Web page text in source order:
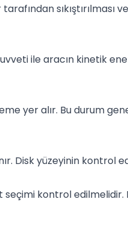
sıkıştırılması
ile aracın kinetik
yer alır. Bu durum
Disk yüzeyinin kontrol
kontrol